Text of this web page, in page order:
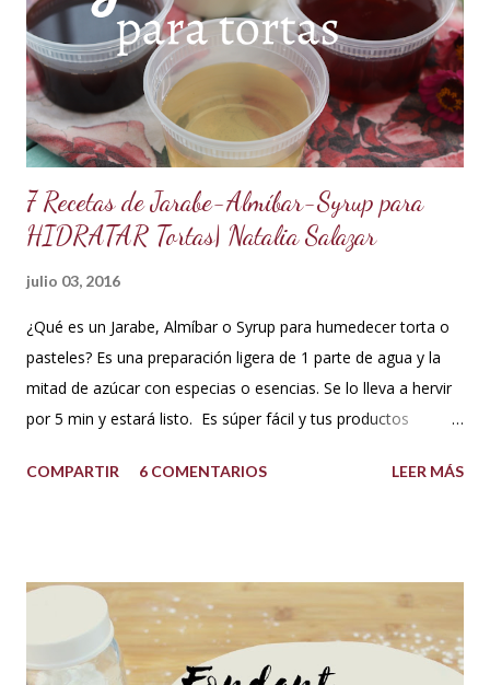
ganache aquí en mi Blog. 😉 Ingredientes: (Proporción 3x1)
600 g de chocolate blanco (sucedáneo para resistir climas
cálidos) 200 g de crema para batir vegetal (crema para batir
para hacer Chantilly vegetal) Preparación: Coloca el chocolate
y...
7 Recetas de Jarabe-Almíbar-Syrup para
HIDRATAR Tortas| Natalia Salazar
julio 03, 2016
¿Qué es un Jarabe, Almíbar o Syrup para humedecer torta o
pasteles? Es una preparación ligera de 1 parte de agua y la
mitad de azúcar con especias o esencias. Se lo lleva a hervir
por 5 min y estará listo. Es súper fácil y tus productos
USOS: Siempre que hacemos una torta cubierta
porque el producto estaba muy seco al salir del horno o
porque la receta era básica como suelen ser los bizcochuelos
de batido liviano como el Genovés, Angel cake, etc. Así tus
COMPARTIR 6 COMENTARIOS LEER MÁS